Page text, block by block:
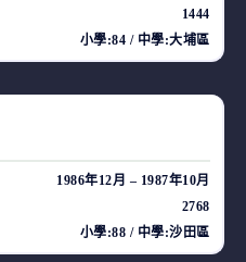
1444
小學:84 / 中學:大埔區
1986年12月 – 1987年10月
2768
小學:88 / 中學:沙田區